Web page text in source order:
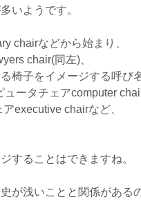
いようです。
chairなどから始まり、
chair(同左)、
椅子をイメージする呼び
ータチェアcomputer
executive chairなど、
ジすることはできますね
が浅いことと関係がある